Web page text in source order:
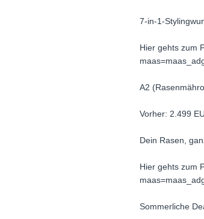
7-in-1-
Hier gehts zum
A2
Vorher: 2.499
Dein Rasen,
Hier gehts zum
Sommerliche